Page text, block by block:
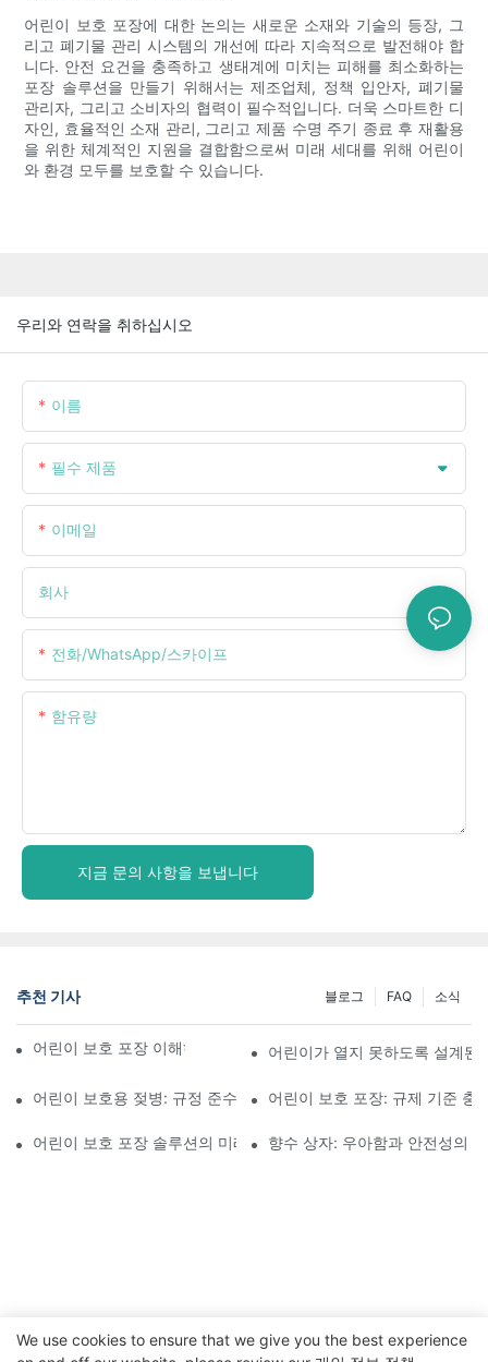
어린이 보호 포장에 대한 논의는 새로운 소재와 기술의 등장, 그
리고 폐기물 관리 시스템의 개선에 따라 지속적으로 발전해야 합
니다. 안전 요건을 충족하고 생태계에 미치는 피해를 최소화하는
포장 솔루션을 만들기 위해서는 제조업체, 정책 입안자, 폐기물
관리자, 그리고 소비자의 협력이 필수적입니다. 더욱 스마트한 디
자인, 효율적인 소재 관리, 그리고 제품 수명 주기 종료 후 재활용
을 위한 체계적인 지원을 결합함으로써 미래 세대를 위해 어린이
와 환경 모두를 보호할 수 있습니다.
우리와 연락을 취하십시오
이름
필수 제품
이메일
회사
전화/WhatsApp/스카이프
함유량
지금 문의 사항을 보냅니다
추천 기사 소식
FAQ
블로그
어린이 보호 포장 이해하기: 어린이의 안전 확보어린이가 열지 못하도록 설계된
어린이 보호용 젖병: 규정 준수를 위해 알아야 할 사항
어린이 보호 포장: 규제 기준 충
어린이 보호 포장 솔루션의 미래 향수 상자: 우아함과 안전성의
We use cookies to ensure that we give you the best experience